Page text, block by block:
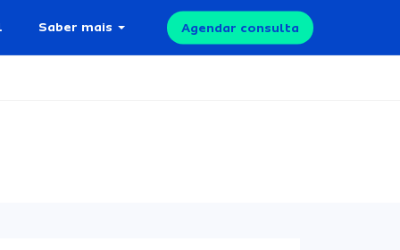
Saber mais Agendar consulta